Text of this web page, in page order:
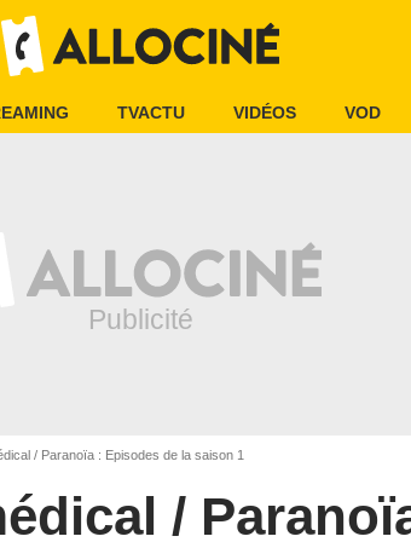
TVACTU VIDÉOS VOD
/ Paranoïa : Episodes de la saison 1
/